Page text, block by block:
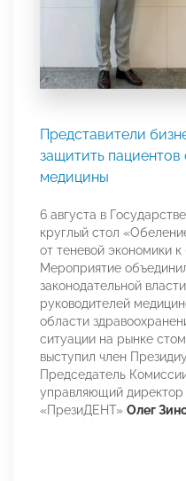
Представители
защитить пациентов
медицины
6 августа в
круглый стол
от теневой экономики
Мероприятие
законодательной
руководителей
области
ситуации на рынке
выступил член
Председатель
управляющий директор
«ПрезиДЕНТ» Олег